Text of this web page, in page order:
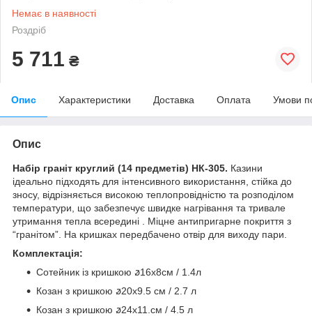
Немає в наявності
Роздріб
5 711 ₴
Опис Характеристики Доставка Оплата Умови
Опис
Набір граніт круглий (14 предметів) НК-305. Казини
ідеально підходять для інтенсивного використання, стійка до
зносу, відрізняється високою теплопровідністю та розподілом
температури, що забезпечує швидке нагрівання та тривале
утримання тепла всередині . Міцне антипригарне покриття з
“гранітом”. На кришках передбачено отвір для виходу пари.
Комплектація:
Сотейник із кришкою ꬿ16х8см / 1.4л
Козан з кришкою ꬿ20х9.5 см / 2.7 л
Козан з кришкою ꬿ24х11.см / 4.5 л